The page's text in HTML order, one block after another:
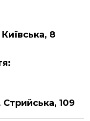
8
Стрийська, 109